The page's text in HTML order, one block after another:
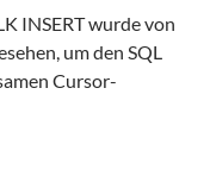
INSERT wurde von
um den SQL
Cursor-